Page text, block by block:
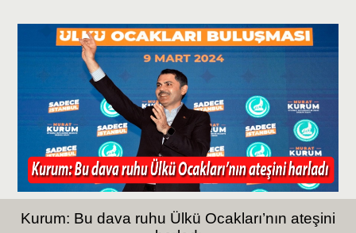
Kurum: Bu dava ruhu Ülkü Ocakları’nın ateşini